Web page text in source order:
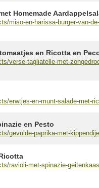
Homemade
miso-en-harissa-burger-van-
en Ricotta en
verse-tagliatelle-met-
erwtjes-en-munt-salade-met-
en Pesto
gevulde-paprika-met-
ravioli-met-spinazie-